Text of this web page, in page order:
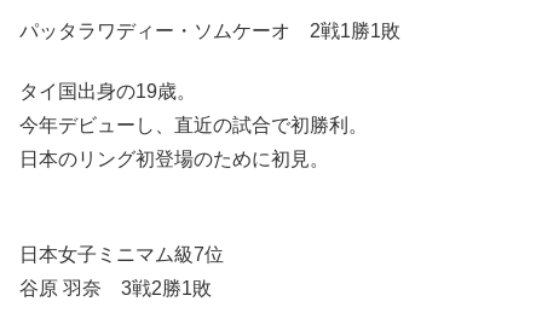
パッタラワディー・ソムケーオ 2戦1勝1敗
タイ国出身の19歳。
今年デビューし、直近の試合で初勝利。
日本のリング初登場のために初見。
日本女子ミニマム級7位
谷原 羽奈 3戦2勝1敗